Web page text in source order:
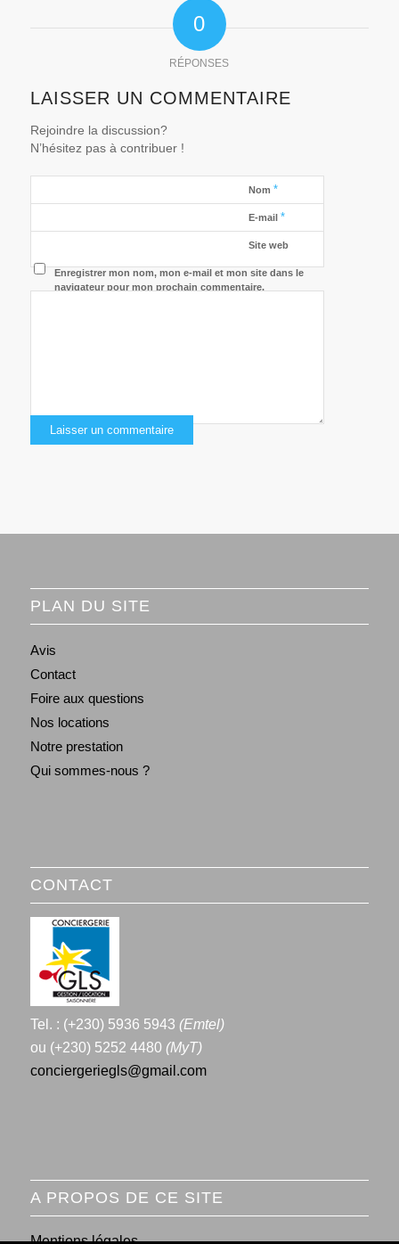
0
RÉPONSES
LAISSER UN COMMENTAIRE
Rejoindre la discussion?
N’hésitez pas à contribuer !
Nom *
E-mail *
Site web
Enregistrer mon nom, mon e-mail et mon site dans le
navigateur pour mon prochain commentaire.
PLAN DU SITE
Avis
Contact
Foire aux questions
Nos locations
Notre prestation
Qui sommes-nous ?
CONTACT
Tel. : (+230) 5936 5943 (Emtel)
ou (+230) 5252 4480 (MyT)
conciergeriegls@gmail.com
A PROPOS DE CE SITE
Mentions légales